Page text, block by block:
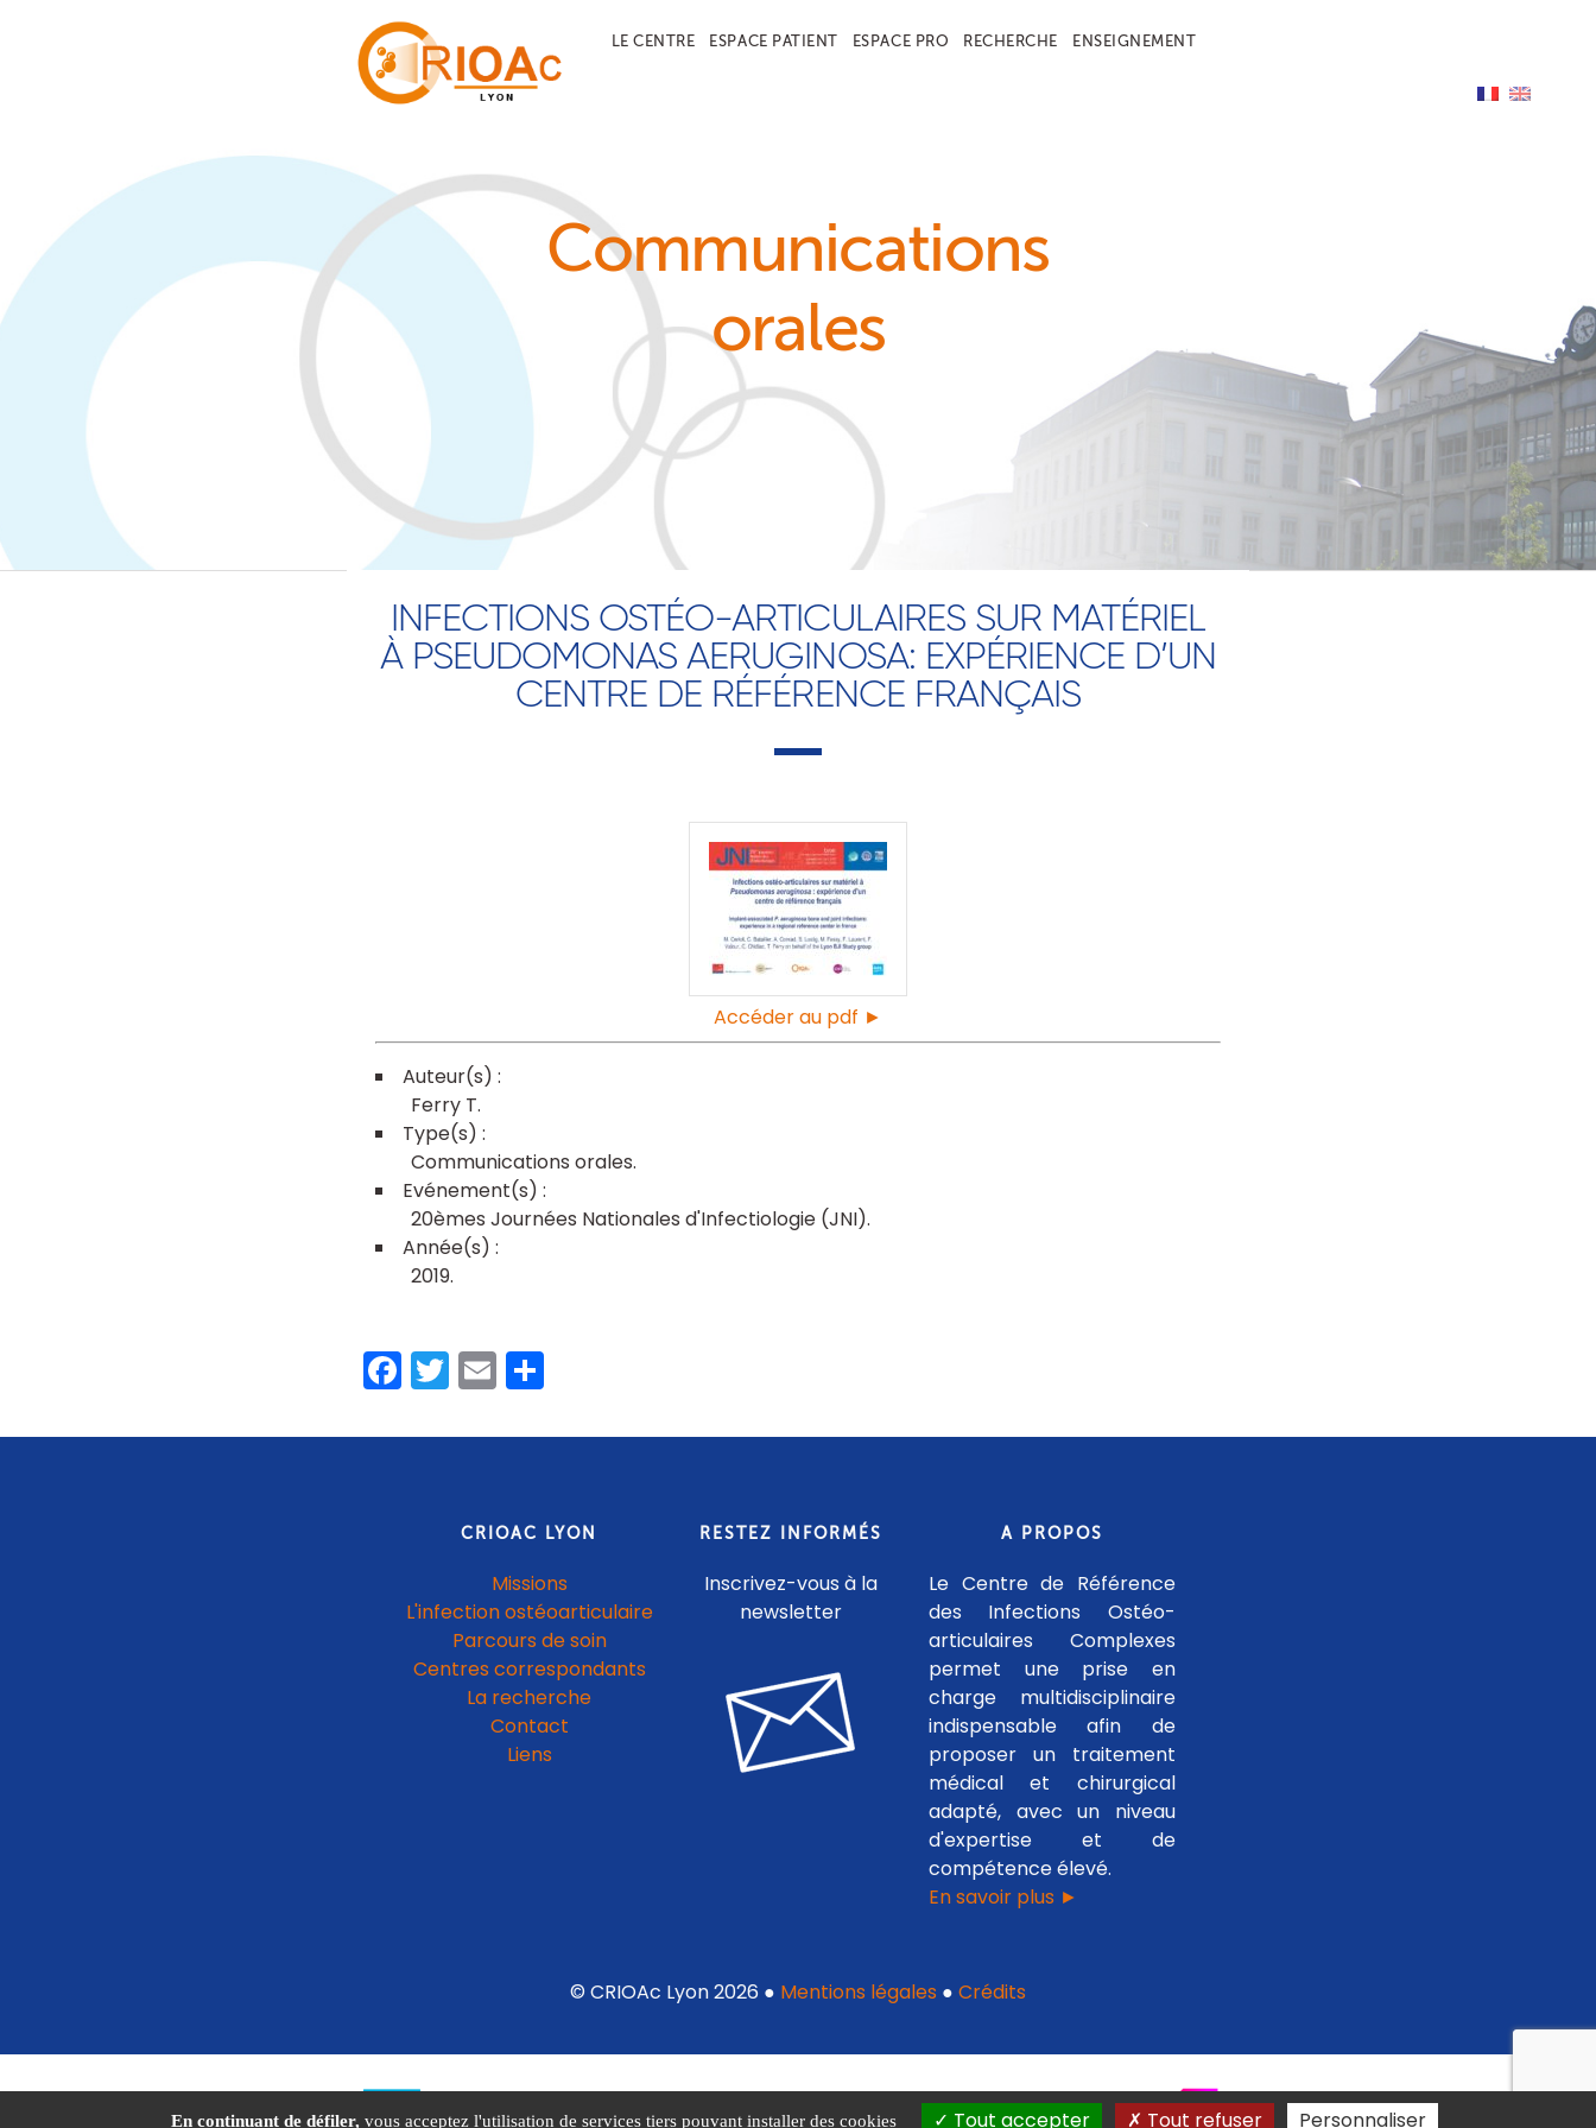
LE CENTRE ESPACE PATIENT ESPACE PRO RECHERCHE ENSEIGNEMENT
Communications
orales
INFECTIONS OSTÉO-ARTICULAIRES SUR MATÉRIEL
À PSEUDOMONAS AERUGINOSA: EXPÉRIENCE D’UN
CENTRE DE RÉFÉRENCE FRANÇAIS
Accéder au pdf ►
Ferry T
Communications orales
20èmes Journées Nationales d'Infectiologie (JNI)
2019
Facebook
Twitter
Email
CRIOAC LYON
Missions
L'infection ostéoarticulaire
Parcours de soin
Centres correspondants
La recherche
Contact
Liens
RESTEZ INFORMÉS
Inscrivez-vous à la
newsletter
A PROPOS
Le Centre de Référence
des Infections Ostéo-
articulaires Complexes
permet une prise en
charge multidisciplinaire
indispensable afin de
proposer un traitement
médical et chirurgical
adapté, avec un niveau
d'expertise et de
compétence élevé.
En savoir plus ►
© CRIOAc Lyon 2026 ● Mentions légales ● Crédits
En continuant de défiler, vous acceptez l'utilisation de services tiers pouvant installer des cookies Tout accepter Tout refuser Personnaliser